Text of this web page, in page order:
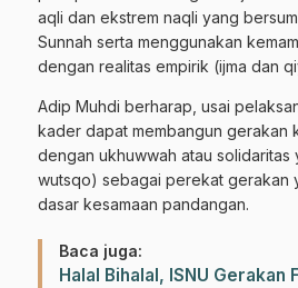
aqli dan ekstrem naqli yang
Sunnah serta menggunakan
dengan realitas empirik (ijma dan
Adip Muhdi berharap, usai
kader dapat membangun gerakan
dengan ukhuwwah atau solidaritas
wutsqo) sebagai perekat gerakan
dasar kesamaan pandangan.
Baca juga:
Halal Bihalal, ISNU Gerakan